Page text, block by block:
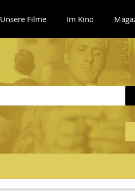
Unsere Filme Im Kino